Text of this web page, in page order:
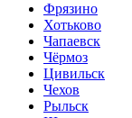
Фрязино
Хотьково
Чапаевск
Чёрмоз
Цивильск
Чехов
Рыльск